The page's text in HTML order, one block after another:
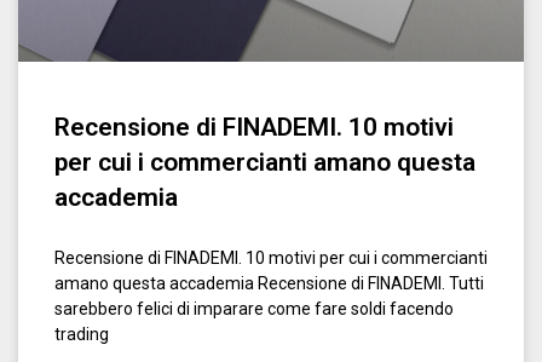
Recensione di FINADEMI. 10 motivi
per cui i commercianti amano questa
accademia
Recensione di FINADEMI. 10 motivi per cui i commercianti
amano questa accademia Recensione di FINADEMI. Tutti
sarebbero felici di imparare come fare soldi facendo
trading